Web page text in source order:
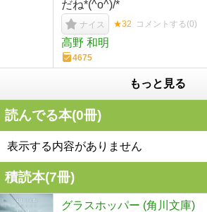
だね*(^o^)/*
ナイス ★32 コメントする(0)
高野 和明
4675
もっと見る
読んでる本(0冊)
表示する内容がありません
積読本(7冊)
グラスホッパー (角川文庫)